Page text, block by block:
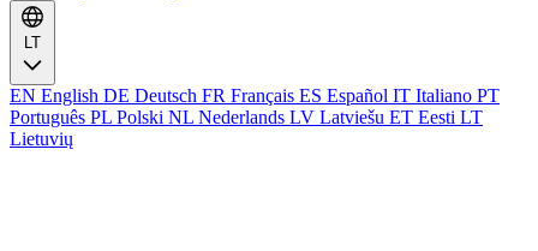
LT
EN English DE Deutsch FR Français ES Español IT Italiano PT
Português PL Polski NL Nederlands LV Latviešu ET Eesti LT
Lietuvių